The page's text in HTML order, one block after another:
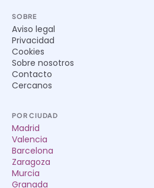
SOBRE
Aviso legal
Privacidad
Cookies
Sobre nosotros
Contacto
Cercanos
POR CIUDAD
Madrid
Valencia
Barcelona
Zaragoza
Murcia
Granada